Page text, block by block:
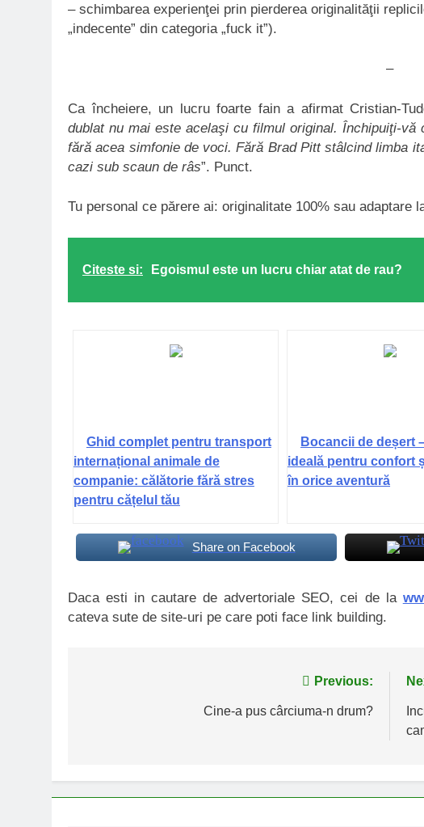
– schimbarea experienţei prin pierderea originalităţii
„indecente” din categoria „fuck it”).
–
Ca încheiere, un lucru foarte fain a afirmat Cristian-
dublat nu mai este acelaşi cu filmul original. Închipuiţi-vă
fără acea simfonie de voci. Fără Brad Pitt stâlcind limba
cazi sub scaun de râs”. Punct.
Tu personal ce părere ai: originalitate 100% sau adaptare
Citeste si: Egoismul este un lucru chiar atat de rau?
Ghid complet pentru transport
internațional animale de
companie: călătorie fără stres
pentru cățelul tău
Bocancii de deșert
ideală pentru confort
în orice aventură
Share on Facebook
Daca esti in cautare de advertoriale SEO, cei de la
cateva sute de site-uri pe care poti face link building.
Previous:
Cine-a pus cârciuma-n drum?